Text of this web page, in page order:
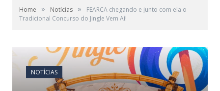
Home » Notícias »
FEARCA chegando e junto com ela o
Tradicional Concurso do Jingle Vem Aí!
NOTÍCIAS